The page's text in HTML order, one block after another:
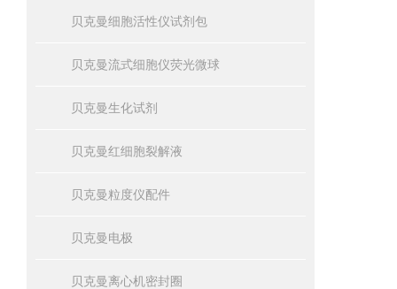
贝克曼细胞活性仪试剂包
贝克曼流式细胞仪荧光微球
贝克曼生化试剂
贝克曼红细胞裂解液
贝克曼粒度仪配件
贝克曼电极
贝克曼离心机密封圈